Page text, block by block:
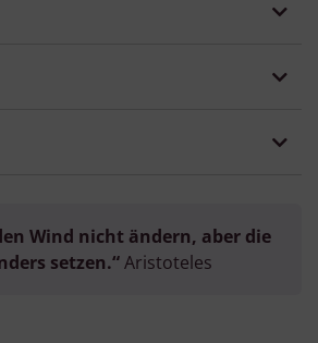
Wind nicht ändern, aber die
setzen.“Aristoteles